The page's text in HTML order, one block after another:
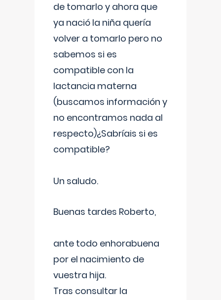
de tomarlo y ahora que
ya nació la niña quería
volver a tomarlo pero no
sabemos si es
compatible con la
lactancia materna
(buscamos información y
no encontramos nada al
respecto)¿Sabríais si es
compatible?
Un saludo.
Buenas tardes Roberto,
ante todo enhorabuena
por el nacimiento de
vuestra hija.
Tras consultar la